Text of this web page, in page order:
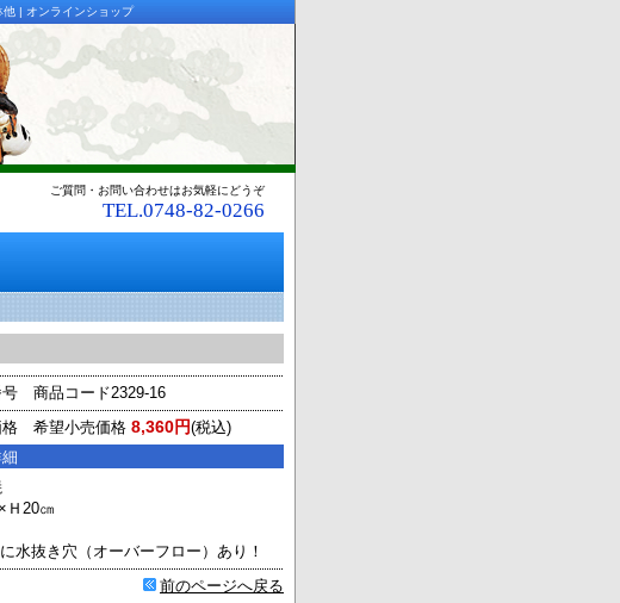
| オンラインショップ
ご質問・お問い合わせはお気軽にどうぞ
TEL.0748-82-0266
商品コード2329-16
希望小売価格 8,360円(税込)
Ｈ20㎝
水抜き穴（オーバーフロー）あり！
前のページへ戻る